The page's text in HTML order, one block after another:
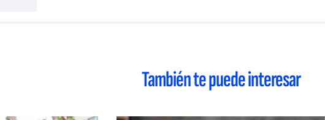
También te puede interesar